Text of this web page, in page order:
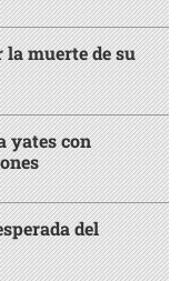
muerte de su
yates con
del